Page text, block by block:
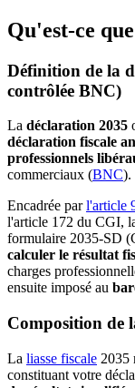
Qu'est-ce
Définition de la
contrôlée BNC)
La déclaration 2035
déclaration fiscale
professionnels
commerciaux (BNC).
Encadrée parl'article
l'article 172 du CGI,
formulaire 2035-SD
calculer le résultat
charges
ensuite imposé au
Composition de
La liasse fiscale 2035
constituant votre